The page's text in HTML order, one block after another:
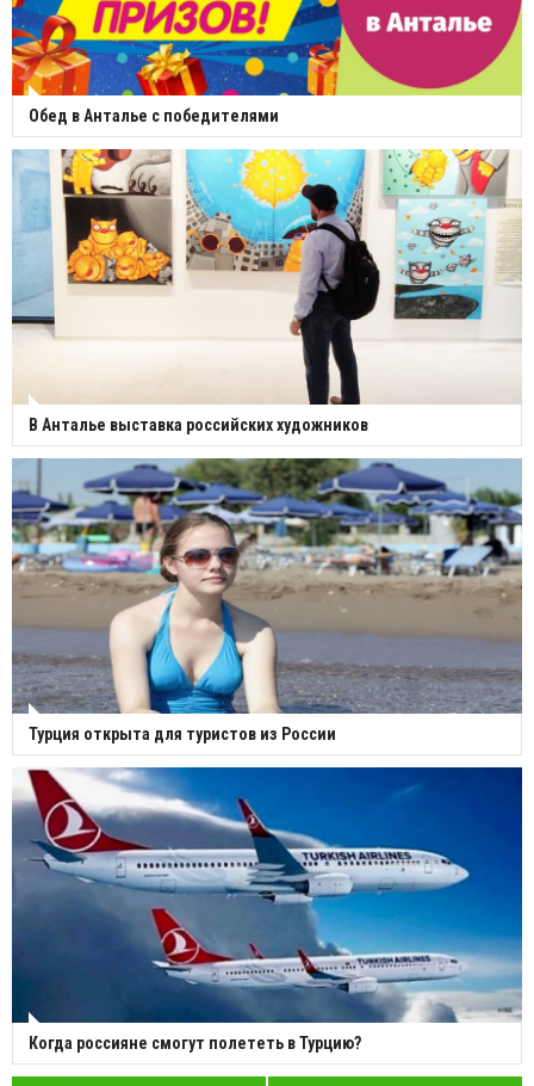
Обед в Анталье с победителями
В Анталье выставка российских художников
Турция открыта для туристов из России
Когда россияне смогут полететь в Турцию?